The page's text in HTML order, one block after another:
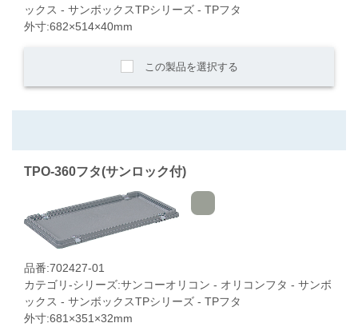
ックス - サンボックスTPシリーズ - TPフタ
外寸:682×514×40mm
この製品を選択する
TPO-360フタ(サンロック付)
品番:702427-01
カテゴリ-シリーズ:サンコーオリコン - オリコンフタ - サンボ
ックス - サンボックスTPシリーズ - TPフタ
外寸:681×351×32mm